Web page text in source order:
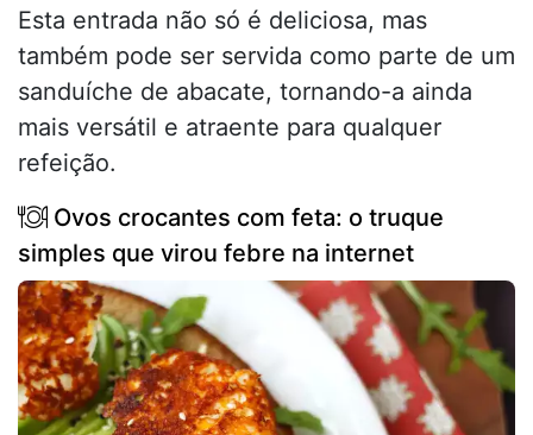
Esta entrada não só é deliciosa, mas
também pode ser servida como parte de um
sanduíche de abacate, tornando-a ainda
mais versátil e atraente para qualquer
refeição.
Ovos crocantes com feta: o truque
simples que virou febre na internet